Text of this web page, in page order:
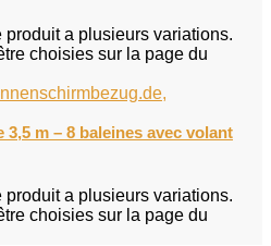
produit a plusieurs variations.
choisies sur la page du
m – 8 baleines avec volant
produit a plusieurs variations.
choisies sur la page du